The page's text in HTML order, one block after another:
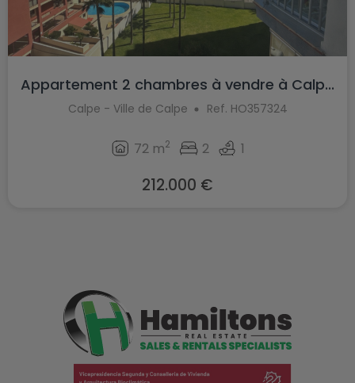
Appartement 2 chambres à vendre à Calp...
Calpe - Ville de Calpe Ref. HO357324
72 m2 2 1
212.000 €